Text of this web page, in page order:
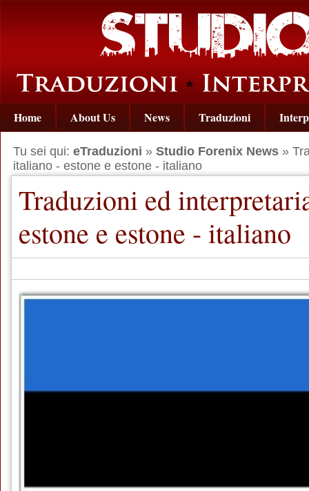
Home About Us News Traduzioni
Tu sei qui: eTraduzioni » Studio Forenix News »
italiano - estone e estone - italiano
Traduzioni ed
estone e estone - italiano